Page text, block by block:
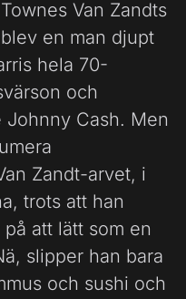
Van Zandts
en man djupt
hela 70-
och
Cash. Men
Zandt-arvet, i
trots att han
att lätt som en
slipper han bara
och sushi och